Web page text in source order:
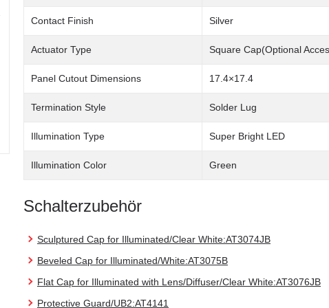
Contact Finish Silver
Actuator Type Square Cap(Optional
Panel Cutout Dimensions 17.4×17.4
Termination Style Solder Lug
Illumination Type Super Bright LED
Illumination Color Green
Schalterzubehör
Sculptured Cap for Illuminated/Clear White:AT3074JB
Beveled Cap for Illuminated/White:AT3075B
Flat Cap for Illuminated with Lens/Diffuser/Clear White:AT3076JB
Protective Guard/UB2:AT4141